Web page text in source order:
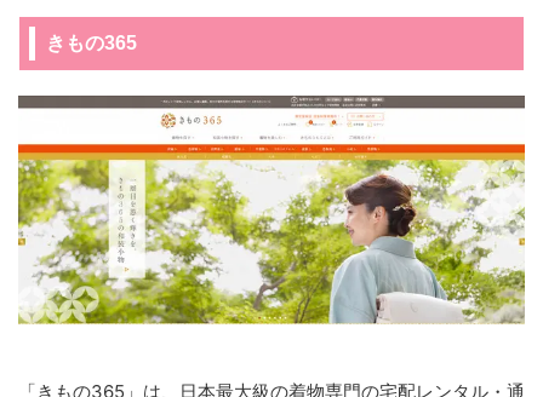
きもの365
「きもの365」は、日本最大級の着物専門の宅配レンタル・通